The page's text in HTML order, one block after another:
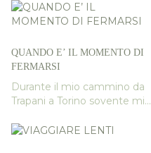
QUANDO E’ IL MOMENTO DI
FERMARSI
Durante il mio cammino da
Trapani a Torino sovente mi...